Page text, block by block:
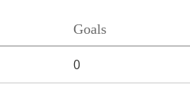
Goals
0